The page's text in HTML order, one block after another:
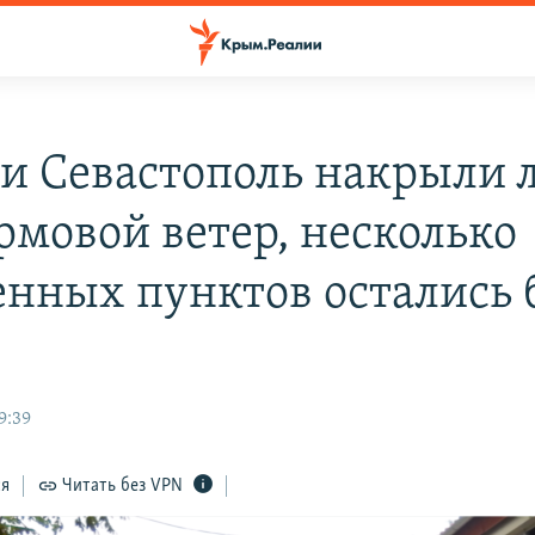
Севастополь накрыли
ветер, несколько
пунктов остались
Читать без VPN